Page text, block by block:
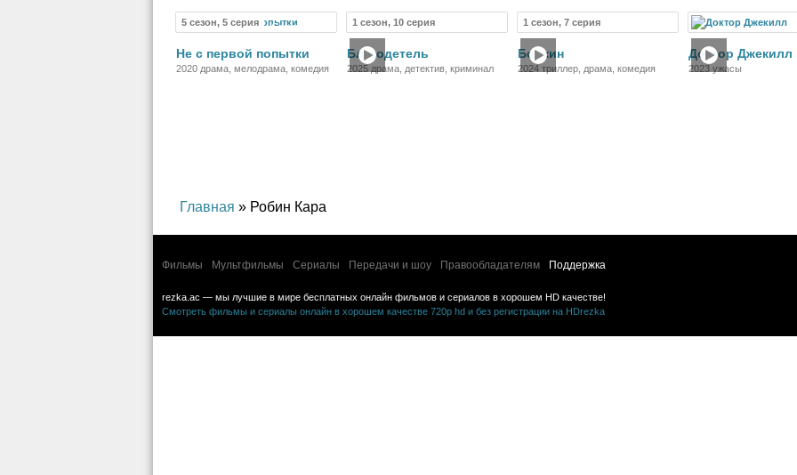
5 сезон, 5 серия Сериал
Не с первой попытки
2020 драма, мелодрама, комедия
1 сезон, 10 серия
Благодетель
2025 драма, детектив, криминал
1 сезон, 7 серия
Бодкин
2024 триллер, драма, комедия
Доктор Джекилл
2023 ужасы
Главная » Робин Кара
Фильмы Мультфильмы Сериалы Передачи и шоу Правообладателям Поддержка
rezka.ac — мы лучшие в мире бесплатных онлайн фильмов и сериалов в хорошем HD качестве!
Смотреть фильмы и сериалы онлайн в хорошем качестве 720p hd и без регистрации на HDrezka